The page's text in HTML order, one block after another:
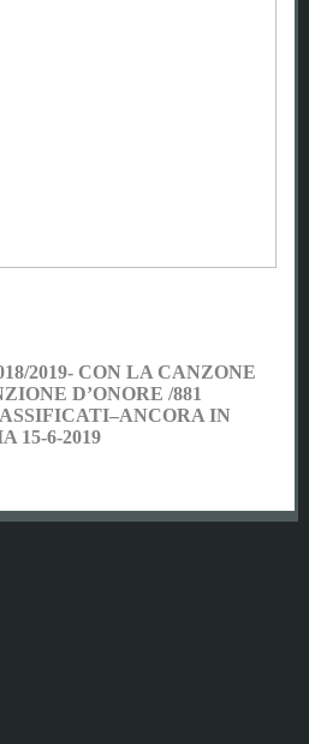
2019- CON LA CANZONE
D’ONORE /881
IN
15-6-2019